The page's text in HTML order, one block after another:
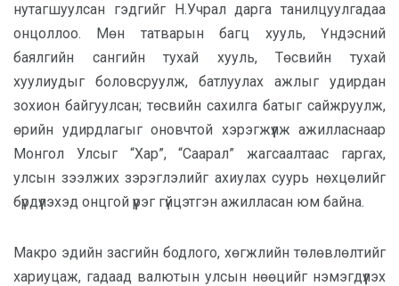
нутагшуулсан гэдгийг Н.Учрал дарга танилцуулгадаа
онцоллоо. Мөн татварын багц хууль, Үндэсний
баялгийн сангийн тухай хууль, Төсвийн тухай
хуулиудыг боловсруулж, батлуулах ажлыг удирдан
зохион байгуулсан; төсвийн сахилга батыг сайжруулж,
өрийн удирдлагыг оновчтой хэрэгжүүлж ажилласнаар
Монгол Улсыг “Хар”, “Саарал” жагсаалтаас гаргах,
улсын зээлжих зэрэглэлийг ахиулах суурь нөхцөлийг
бүрдүүлэхэд онцгой үүрэг гүйцэтгэн ажилласан юм байна.
Макро эдийн засгийн бодлого, хөгжлийн төлөвлөлтийг
хариуцаж, гадаад валютын улсын нөөцийг нэмэгдүүлэх